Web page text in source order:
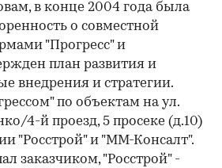
в конце 2004 года была
о совместной
"Прогресс" и
план развития и
внедрения и стратегии.
по объектам на ул.
4-й проезд, 5 просеке (д.10)
"Росстрой" и "ММ-Консалт".
заказчиком, "Росстрой" -